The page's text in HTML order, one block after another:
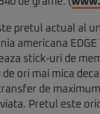
pretul actual al
americana EDGE
stick-uri de
de ori mai mica
de
Pretul este